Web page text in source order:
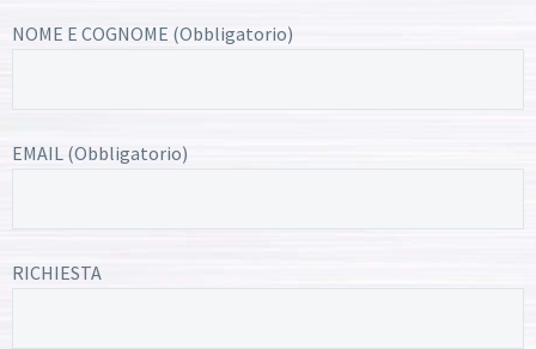
NOME E COGNOME (Obbligatorio)
EMAIL (Obbligatorio)
RICHIESTA